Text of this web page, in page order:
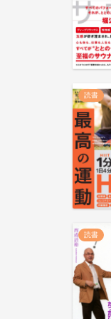
読書
読書